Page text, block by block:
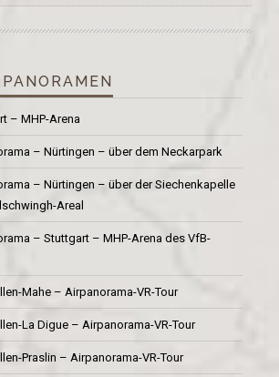
– MHP-Arena
– Nürtingen – über dem Neckarpark
– Nürtingen – über der Siechenkapelle
Areal
– Stuttgart – MHP-Arena des VfB-
Mahe – Airpanorama-VR-Tour
La Digue – Airpanorama-VR-Tour
Praslin – Airpanorama-VR-Tour